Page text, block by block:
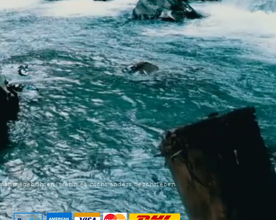
Sehr Lang, samtig, vollmundige
Marzipan, Vanille, Rosinen, etwas
mit einer leichten Rauchigkeit. Toller Glen
aus dem Sherryfass! My Score 94/100
wenn es nicht anders beschrieben